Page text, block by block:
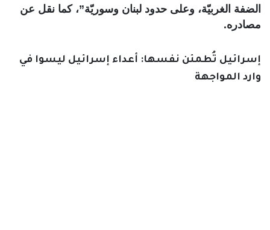
الضفة الغربيّة، وعلى حدود لبنان وسوريّة”، كما نقل عن
مصادره.
إسرائيل تُطمئن نفسها: أعداء إسرائيل ليسوا في
وارد المواجهة